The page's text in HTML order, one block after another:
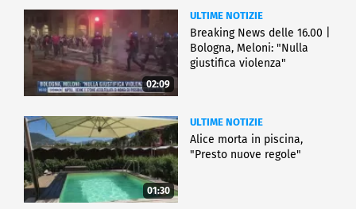
02:09
ULTIME NOTIZIE
Breaking News delle 16.00 |
Bologna, Meloni: "Nulla
giustifica violenza"
01:30
ULTIME NOTIZIE
Alice morta in piscina,
"Presto nuove regole"